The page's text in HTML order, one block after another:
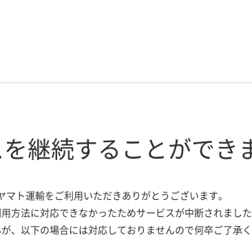
継続する ことができ
マト運輸をご利用いただきありがとうございます。
方法に対応できなかったためサービスが中断されました
、 以下の場合には対応しておりませんので何卒ご了承く